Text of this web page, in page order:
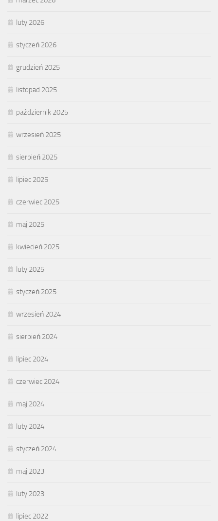
luty 2026
styczeń 2026
grudzień 2025
listopad 2025
październik 2025
wrzesień 2025
sierpień 2025
lipiec 2025
czerwiec 2025
maj 2025
kwiecień 2025
luty 2025
styczeń 2025
wrzesień 2024
sierpień 2024
lipiec 2024
czerwiec 2024
maj 2024
luty 2024
styczeń 2024
maj 2023
luty 2023
lipiec 2022